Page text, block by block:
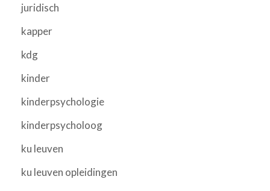
juridisch
kapper
kdg
kinder
kinderpsychologie
kinderpsycholoog
ku leuven
ku leuven opleidingen